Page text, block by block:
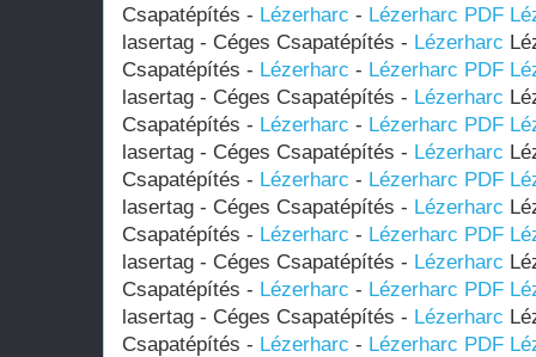
Csapatépítés - Lézerharc - Lézerharc PDF
lasertag - Céges Csapatépítés - Lézerharc
Csapatépítés - Lézerharc - Lézerharc PDF
lasertag - Céges Csapatépítés - Lézerharc
Csapatépítés - Lézerharc - Lézerharc PDF
lasertag - Céges Csapatépítés - Lézerharc
Csapatépítés - Lézerharc - Lézerharc PDF
lasertag - Céges Csapatépítés - Lézerharc
Csapatépítés - Lézerharc - Lézerharc PDF
lasertag - Céges Csapatépítés - Lézerharc
Csapatépítés - Lézerharc - Lézerharc PDF
lasertag - Céges Csapatépítés - Lézerharc
Csapatépítés - Lézerharc - Lézerharc PDF